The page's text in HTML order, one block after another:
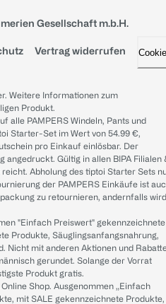
Gesellschaft m.b.H.
Vertrag widerrufen
Weitere Informationen zum
Produkt.
alle PAMPERS Windeln, Pants und
Starter-Set im Wert von 54.99 €,
pro Einkauf einlösbar. Der
angedruckt. Gültig in allen BIPA Filialen
Abholung des tiptoi Starter Sets
der PAMPERS Einkäufe ist
zu retournieren, andernfalls wird
"Einfach Preiswert" gekennzeichnete
Produkte, Säuglingsanfangsnahrung,
Nicht mit anderen Aktionen und
gerundet. Solange der Vorrat
Produkt gratis.
Shop. Ausgenommen „Einfach
mit SALE gekennzeichnete Produkte,